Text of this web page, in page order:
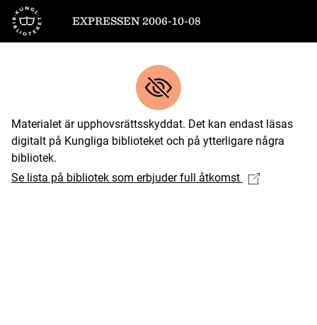
Till startsidan
EXPRESSEN 2006-10-08
Materialet är upphovsrättsskyddat. Det kan endast läsas
digitalt på Kungliga biblioteket och på ytterligare några
bibliotek.
Se lista på bibliotek som erbjuder full åtkomst